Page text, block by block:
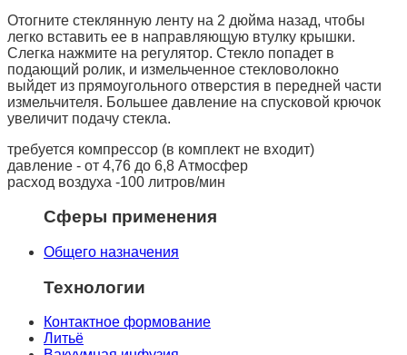
Отогните стеклянную ленту на 2 дюйма назад, чтобы
легко вставить ее в направляющую втулку крышки.
Слегка нажмите на регулятор. Стекло попадет в
подающий ролик, и измельченное стекловолокно
выйдет из прямоугольного отверстия в передней части
измельчителя. Большее давление на спусковой крючок
увеличит подачу стекла.
требуется компрессор (в комплект не входит)
давление - от 4,76 до 6,8 Атмосфер
расход воздуха -100 литров/мин
Сферы применения
Общего назначения
Технологии
Контактное формование
Литьё